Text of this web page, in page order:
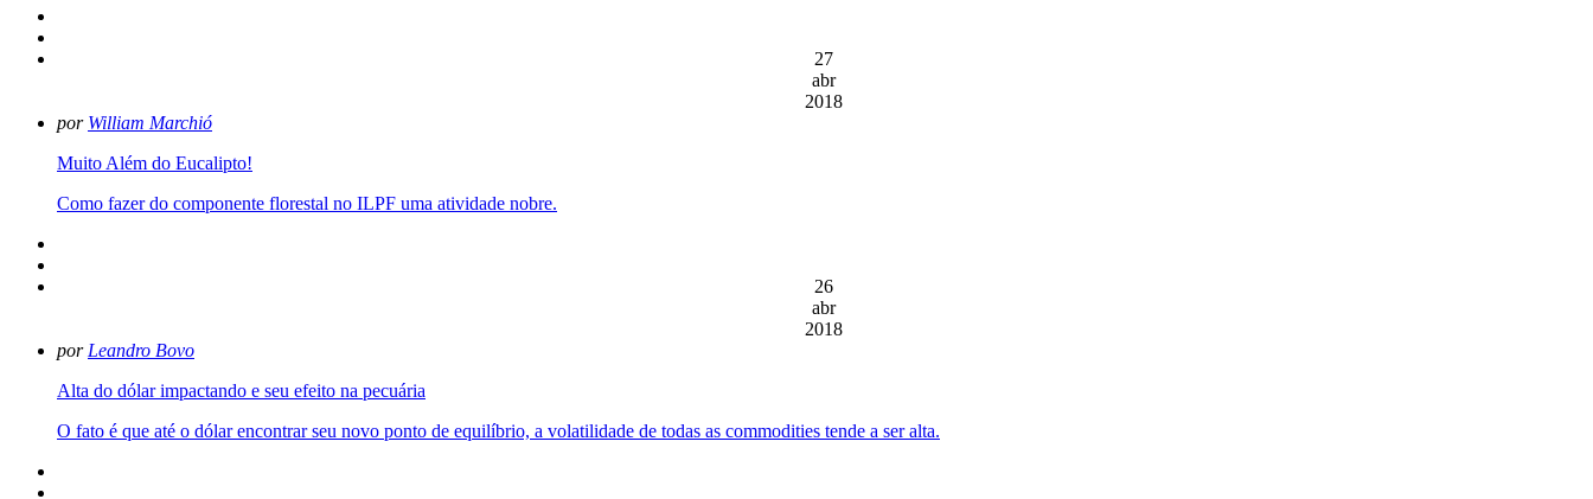
27
abr
2018
por William Marchió
Muito Além do Eucalipto!
Como fazer do componente florestal no ILPF uma atividade nobre.
26
abr
2018
por Leandro Bovo
Alta do dólar impactando e seu efeito na pecuária
O fato é que até o dólar encontrar seu novo ponto de equilíbrio, a volatilidade de todas as commodities tende a ser alta.